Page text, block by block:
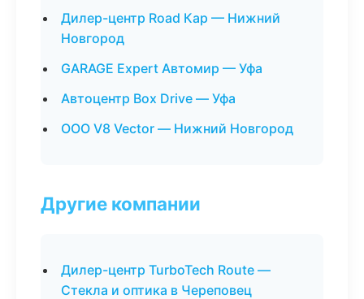
Дилер-центр Road Кар — Нижний
Новгород
GARAGE Expert Автомир — Уфа
Автоцентр Box Drive — Уфа
ООО V8 Vector — Нижний Новгород
Другие компании
Дилер-центр TurboTech Route —
Стекла и оптика в Череповец